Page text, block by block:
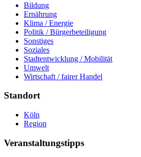
Bildung
Ernährung
Klima / Energie
Politik / Bürgerbeteiligung
Sonstiges
Soziales
Stadtentwicklung / Mobilität
Umwelt
Wirtschaft / fairer Handel
Standort
Köln
Region
Veranstaltungstipps